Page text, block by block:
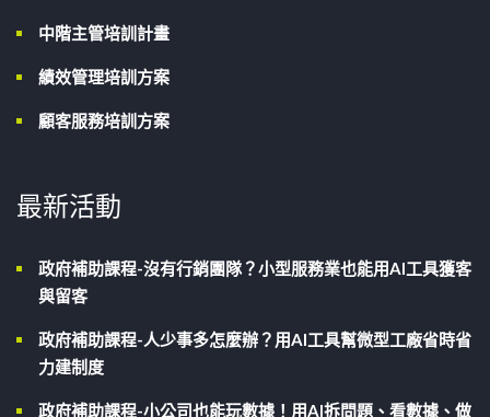
中階主管培訓計畫
績效管理培訓方案
顧客服務培訓方案
最新活動
政府補助課程-沒有行銷團隊？小型服務業也能用AI工具獲客
與留客
政府補助課程-人少事多怎麼辦？用AI工具幫微型工廠省時省
力建制度
政府補助課程-小公司也能玩數據！用AI拆問題、看數據、做